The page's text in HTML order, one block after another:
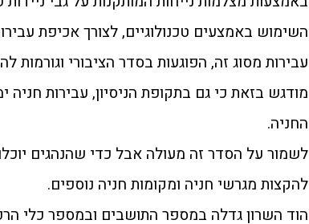
השימוש באמצעים טכנולוגיים, לצורך אכיפת
עבירות מסוג זה, הפוגעות בסדר הציבורי
מודגש בזאת כי גם בתקופת הניסיון, עבירות
החניה.
לשמור על הסדר זה מעולה אבל כדי שהנהגים
להקצות מגרשי חניה ומקומות חניה נוספים.
הוד השרון גדלה במספר התושבים ובמספר כלי